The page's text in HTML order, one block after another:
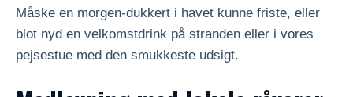
Måske en morgen-dukkert i havet kunne friste, eller
blot nyd en velkomstdrink på stranden eller i vores
pejsestue med den smukkeste udsigt.